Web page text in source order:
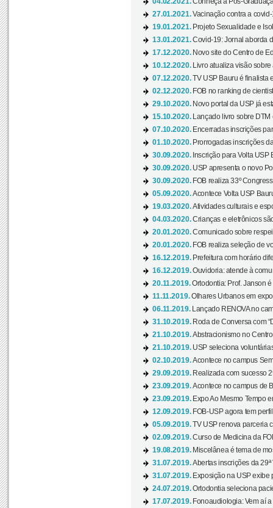
27.01.2021.Vacinação contra a
19.01.2021. Projeto Sexualidade e
13.01.2021.Covid-19: Jornal aborda
17.12.2020. Novo site do Centro de
10.12.2020.
Livro atualiza visão
07.12.2020.TV USP Bauru é finalista
02.12.2020. FOB no ranking de
29.10.2020. Novo portal da USP já
15.10.2020.
Lançado livro sobre
07.10.2020. Encerradas inscrições
01.10.2020. Prorrogadas inscrições
30.09.2020. Inscrição para Volta USP
30.09.2020. USP apresenta o novo
30.09.2020. FOB realiza 33º
05.09.2020.Acontece Volta USP
19.03.2020.Atividades culturais e
04.03.2020.Crianças e eletrônicos
20.01.2020.Comunicado sobre
20.01.2020. FOB realiza seleção de
16.12.2019. Prefeitura com horário
16.12.2019.Ouvidoria: atende à
20.11.2019.Ortodontia: Prof. Janson
11.11.2019.Olhares Urbanos em
06.11.2019.
Lançado RENOVA no
31.10.2019. Roda de Conversa com
21.10.2019.Abstracionismo no
21.10.2019. USP seleciona
02.10.2019.Acontece no campus
29.09.2019. Realizada com sucesso
23.09.2019.Acontece no campus de
23.09.2019. Expo Ao Mesmo Tempo
12.09.2019. FOB-USP agora tem
05.09.2019.TV USP renova parceria
02.09.2019.Curso de Medicina da
19.08.2019. Miscelânea é tema de
31.07.2019.Abertas inscrições da 29ª
31.07.2019. Exposição na USP exibe
24.07.2019.Ortodontia seleciona
17.07.2019. Fonoaudiologia: Vem aí